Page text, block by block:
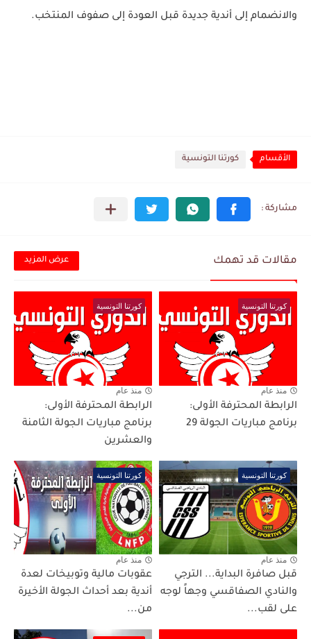
والانضمام إلى أندية جديدة قبل العودة إلى صفوف المنتخب.
الأقسام كورتنا التونسية
مقالات قد تهمك عرض المزيد
كورتنا التونسية
منذ عام
الرابطة المحترفة الأولى:
برنامج مباريات الجولة 29
كورتنا التونسية
منذ عام
الرابطة المحترفة الأولى:
برنامج مباريات الجولة الثامنة
والعشرين
كورتنا التونسية
منذ عام
قبل صافرة البداية... الترجي
والنادي الصفاقسي وجهاً لوجه
على لقب...
كورتنا التونسية
منذ عام
عقوبات مالية وتوبيخات لعدة
أندية بعد أحداث الجولة الأخيرة
من...